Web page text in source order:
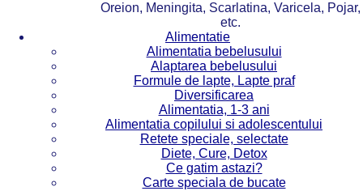
Oreion, Meningita, Scarlatina, Varicela, Pojar,
etc.
Alimentatie
Alimentatia bebelusului
Alaptarea bebelusului
Formule de lapte, Lapte praf
Diversificarea
Alimentatia, 1-3 ani
Alimentatia copilului si adolescentului
Retete speciale, selectate
Diete, Cure, Detox
Ce gatim astazi?
Carte speciala de bucate